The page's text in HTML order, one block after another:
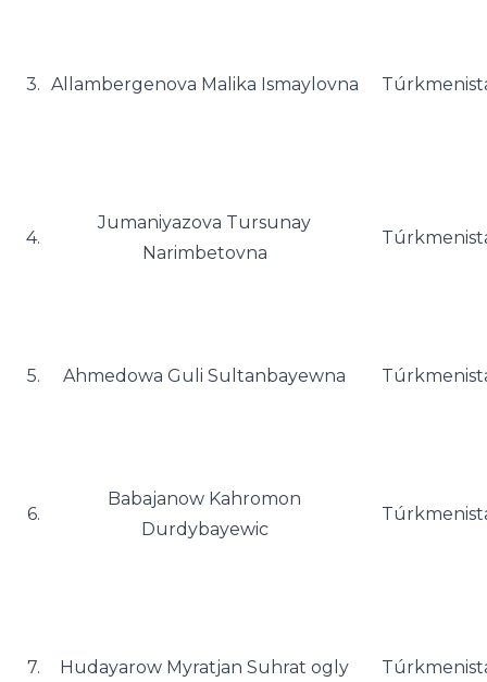
3. Allambergenova Malika Ismaylovna
4.
Jumaniyazova Tursunay
Narimbetovna
5. Ahmedowa Guli Sultanbayewna
6.
Babajanow Kahromon
Durdybayewic
7. Hudayarow Myratjan Suhrat ogly